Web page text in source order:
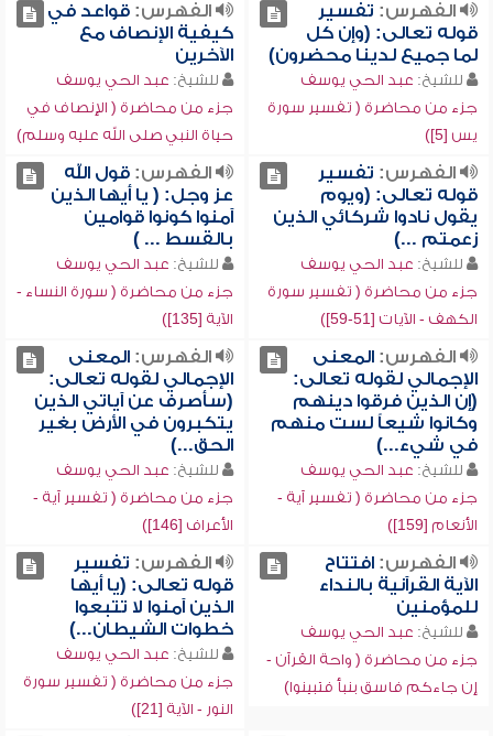
الفهرس: تفسير
قوله تعالى: (وإن كل
لما جميع لدينا محضرون)
للشيخ: عبد الحي يوسف
جزء من محاضرة ( تفسير سورة
يس [5])
الفهرس:قواعد في
كيفية الإنصاف مع
الآخرين
للشيخ: عبد الحي يوسف
جزء من محاضرة ( الإنصاف في
حياة النبي صلى الله عليه وسلم)
الفهرس: تفسير
قوله تعالى: (ويوم
يقول نادوا شركائي الذين
زعمتم ...)
للشيخ: عبد الحي يوسف
جزء من محاضرة ( تفسير سورة
الكهف - الآيات [51-59])
الفهرس:قول الله
عز وجل: ( يا أيها الذين
آمنوا كونوا قوامين
بالقسط ... )
للشيخ: عبد الحي يوسف
جزء من محاضرة ( سورة النساء -
الآية [135])
الفهرس:المعنى
الإجمالي لقوله تعالى:
(إن الذين فرقوا دينهم
وكانوا شيعاً لست منهم
في شيء...)
للشيخ: عبد الحي يوسف
جزء من محاضرة ( تفسير آية -
الأنعام [159])
الفهرس:المعنى
الإجمالي لقوله تعالى:
(سأصرف عن آياتي الذين
يتكبرون في الأرض بغير
الحق...)
للشيخ: عبد الحي يوسف
جزء من محاضرة ( تفسير آية -
الأعراف [146])
الفهرس:افتتاح
الآية القرآنية بالنداء
للمؤمنين
للشيخ: عبد الحي يوسف
جزء من محاضرة ( واحة القرآن -
إن جاءكم فاسق بنبأ فتبينوا)
الفهرس: تفسير
قوله تعالى: (يا أيها
الذين آمنوا لا تتبعوا
خطوات الشيطان...)
للشيخ: عبد الحي يوسف
جزء من محاضرة ( تفسير سورة
النور - الآية [21])